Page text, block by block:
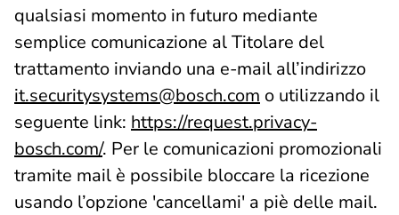
qualsiasi momento in futuro mediante
semplice comunicazione al Titolare del
trattamento inviando una e-mail all’indirizzo
it.securitysystems@bosch.com o utilizzando il
seguente link: https://request.privacy-
bosch.com/. Per le comunicazioni promozionali
tramite mail è possibile bloccare la ricezione
usando l’opzione 'cancellami' a piè delle mail.